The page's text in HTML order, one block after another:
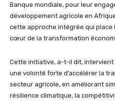
Banque mondiale, pour leur
développement agricole en
cette approche intégrée qui place
cœur de la transformation
Cette initiative, a-t-il dit,
une volonté forte d’accélérer la
secteur agricole, en améliorant
résilience climatique, la